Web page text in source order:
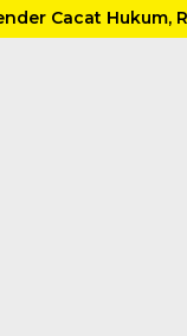
Cacat Hukum,